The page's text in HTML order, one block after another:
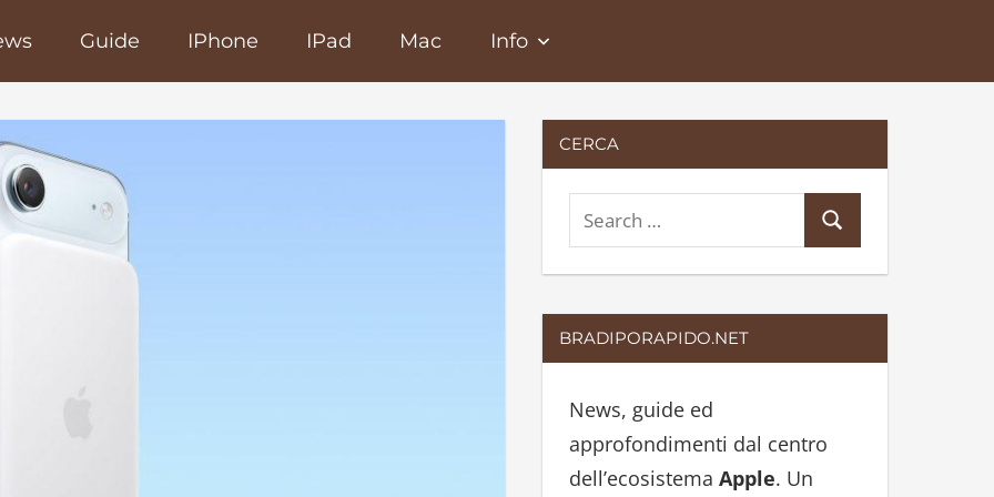
Guide IPhone IPad Mac Info
CERCA
e
a
r
c
f
o
r
e
c
BRADIPORAPIDO.NET
News, guide ed
approfondimenti dal centro
dell’ecosistema Apple. Un